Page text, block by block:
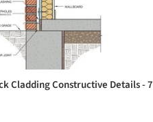
Cladding Constructive Details - 7